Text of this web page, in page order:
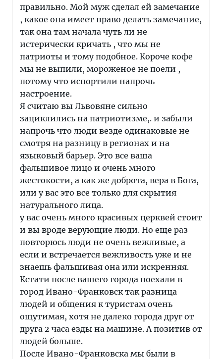
правильно. Мой муж сделал ей замечание
, какое она имеет право делать замечание,
так она там начала чуть ли не
истерически кричать , что мы не
патриоты и тому подобное. Короче кофе
мы не выпили, мороженое не поели ,
потому что испортили напрочь
настроение.
Я считаю вы Львовяне сильно
зациклились на патриотизме,. и забыли
напрочь что люди везде одинаковые не
смотря на разницу в регионах и на
языковый барьер. Это все ваша
фальшивое лицо и очень много
жестокости, а как же доброта, вера в Бога,
или у вас это все только для скрытия
натурального лица.
у вас очень много красивых церквей стоит
и вы вроде верующие люди. Но еще раз
повторюсь люди не очень вежливые, а
если и встречается вежливость уже и не
знаешь фальшивая она или искренняя.
Кстати после вашего города поехали в
город Ивано-Франковск так разница
людей и общения к туристам очень
ощутимая, хотя не далеко города друг от
друга 2 часа езды на машине. А позитив от
людей больше.
После Ивано-Франковска мы были в